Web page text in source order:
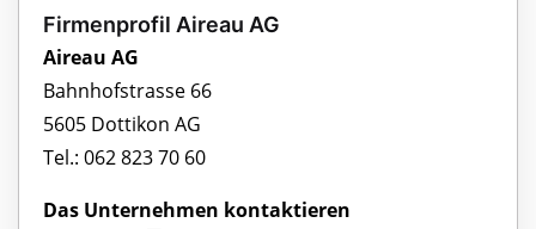
Firmenprofil Aireau AG
Aireau AG
Bahnhofstrasse 66
5605 Dottikon AG
Tel.: 062 823 70 60
Das Unternehmen kontaktieren